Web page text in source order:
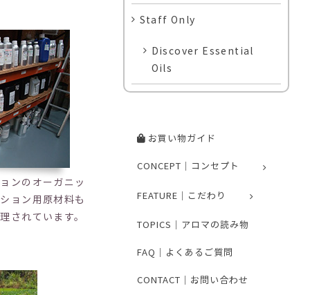
ンのオーガニッ
ョン用原材料も
されています。
Staff Only
Discover Essential
Oils
お買い物ガイド
CONCEPT｜コンセプト
FEATURE｜こだわり
TOPICS｜アロマの読み物
FAQ｜よくあるご質問
CONTACT｜お問い合わせ